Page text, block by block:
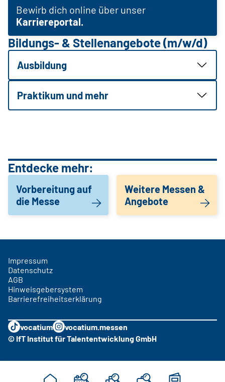
Bewirb dich online über unser
Karriereportal.
Bildungs- & Stellenangebote (m/w/d)
Ausbildung
Praktikum und mehr
Entdecke mehr:
Vorbereitung auf
die Messe
Weitere Messen &
Angebote
Impressum
Datenschutz
AGB
Hinweisgebersystem
Barrierefreiheitserklärung
vocatium
vocatium.messen
© IfT Institut für Talententwicklung GmbH